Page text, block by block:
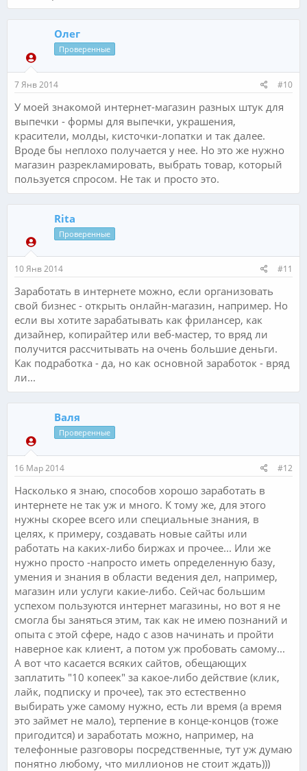
Олег
Проверенные
7 Янв 2014 #10
У моей знакомой интернет-магазин разных штук для
выпечки - формы для выпечки, украшения,
красители, молды, кисточки-лопатки и так далее.
Вроде бы неплохо получается у нее. Но это же нужно
магазин разрекламировать, выбрать товар, который
пользуется спросом. Не так и просто это.
Rita
Проверенные
10 Янв 2014 #11
Заработать в интернете можно, если организовать
свой бизнес - открыть онлайн-магазин, например. Но
если вы хотите зарабатывать как фрилансер, как
дизайнер, копирайтер или веб-мастер, то вряд ли
получится рассчитывать на очень большие деньги.
Как подработка - да, но как основной заработок - вряд
ли...
Валя
Проверенные
16 Мар 2014 #12
Насколько я знаю, способов хорошо заработать в
интернете не так уж и много. К тому же, для этого
нужны скорее всего или специальные знания, в
целях, к примеру, создавать новые сайты или
работать на каких-либо биржах и прочее... Или же
нужно просто -напросто иметь определенную базу,
умения и знания в области ведения дел, например,
магазин или услуги какие-либо. Сейчас большим
успехом пользуются интернет магазины, но вот я не
смогла бы заняться этим, так как не имею познаний и
опыта с этой сфере, надо с азов начинать и пройти
наверное как клиент, а потом уж пробовать самому...
А вот что касается всяких сайтов, обещающих
заплатить "10 копеек" за какое-либо действие (клик,
лайк, подписку и прочее), так это естественно
выбирать уже самому нужно, есть ли время (а время
это займет не мало), терпение в конце-концов (тоже
пригодится) и заработать можно, например, на
телефонные разговоры посредственные, тут уж думаю
понятно любому, что миллионов не стоит ждать)))